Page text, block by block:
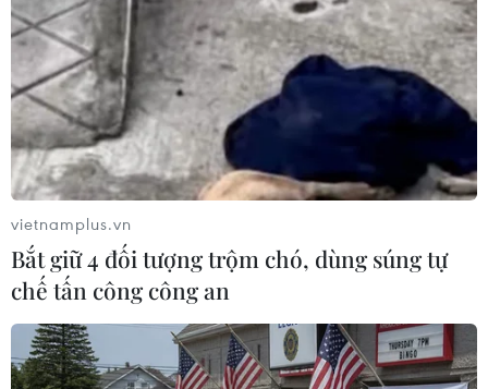
(TTXVN/Vietnam+)
vietnamplus.vn
Bắt giữ 4 đối tượng trộm chó, dùng súng tự
chế tấn công công an